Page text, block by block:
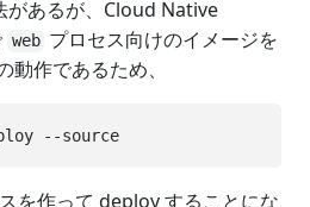
があるが、Cloud Native
web プロセス向けのイメージを
作であるため、
を作って deploy することにな